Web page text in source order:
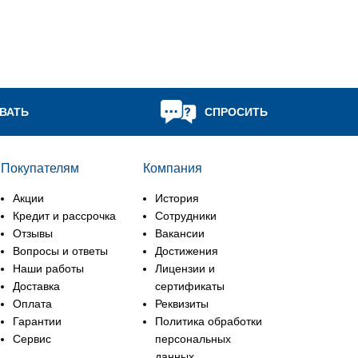
СПРОСИТЬ
Покупателям
Акции
Кредит и рассрочка
Отзывы
Вопросы и ответы
Наши работы
Доставка
Оплата
Гарантии
Сервис
Компания
История
Сотрудники
Вакансии
Достижения
Лицензии и
сертификаты
Реквизиты
Политика обработки
персональных